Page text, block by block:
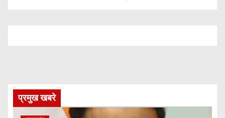
प्रमुख खबरे